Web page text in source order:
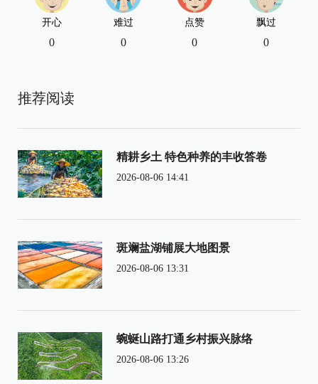
开心
0
难过
0
点赞
0
飘过
0
推荐阅读
精耕乡土 特色种养的丰收答卷
2026-08-06 14:41
斑斓盐湖铺展大地图景
2026-08-06 13:31
蜿蜒山路打通乡村振兴脉络
2026-08-06 13:26